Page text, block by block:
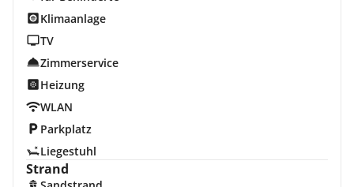
Klimaanlage
TV
Zimmerservice
Heizung
WLAN
Parkplatz
Liegestuhl
Strand